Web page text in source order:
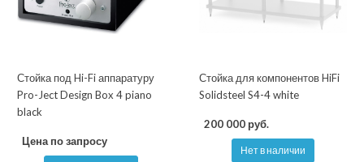
Стойка под Hi-Fi аппаратуру
Pro-Ject Design Box 4 piano
black
Цена по запросу
Стойка для компонентов HiFi
Solidsteel S4-4 white
200 000 руб.
Нет в наличии